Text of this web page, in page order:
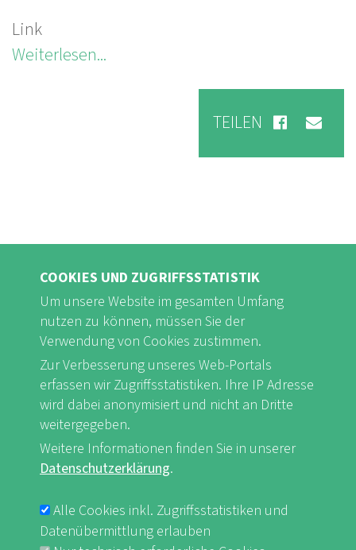
Link
Weiterlesen...
TEILEN
FB Youtube Instagram
Impressum & Datenschutz
COOKIES UND ZUGRIFFSSTATISTIK
Um unsere Website im gesamten Umfang
nutzen zu können, müssen Sie der
Verwendung von Cookies zustimmen.
Zur Verbesserung unseres Web-Portals
erfassen wir Zugriffsstatistiken. Ihre IP Adresse
wird dabei anonymisiert und nicht an Dritte
weitergegeben.
Weitere Informationen finden Sie in unserer
Datenschutzerklärung.
Alle Cookies inkl. Zugriffsstatistiken und
Datenübermittlung erlauben